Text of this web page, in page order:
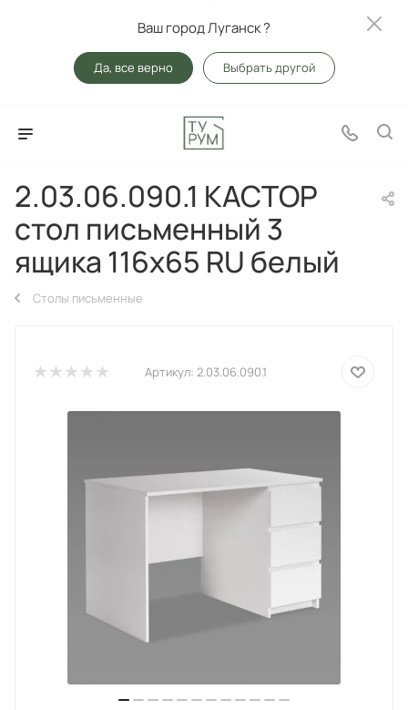
Ваш город Луганск ?
Да, все верно Выбрать другой
2.03.06.090.1 КАСТОР
стол письменный 3
ящика 116х65 RU белый
Столы письменные
Артикул: 2.03.06.090.1